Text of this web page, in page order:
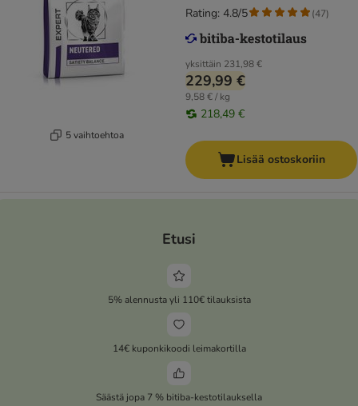
5 vaihtoehtoa
yksittäin 231,98 €
229,99 €
9,58 € / kg
218,49 €
Rating: 4.8/5 (47)
Lisää ostoskoriin
Etusi
5% alennusta yli 110€ tilauksista
14€ kuponkikoodi leimakortilla
Säästä jopa 7 % bitiba-kestotilauksella